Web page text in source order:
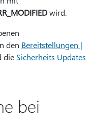
wird.
den Bereitstellungen |
die Sicherheits Updates
bei